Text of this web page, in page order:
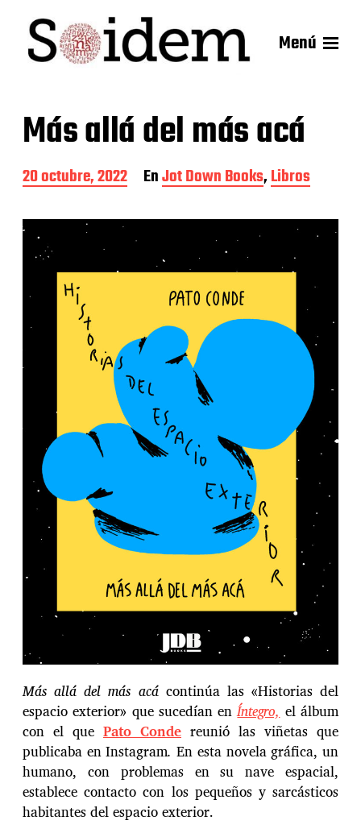
Menú
Más allá del más acá
F
e
h
t
r
20 octubre, 2022 EnJot Down Books,Libros
Más allá del más acá continúa las «Historias del
espacio exterior» que sucedían enÍntegro, el álbum
con el que Pato Conde reunió las viñetas que
publicaba en Instagram.En esta novela gráfica, un
humano, con problemas en su nave espacial,
establece contacto con los pequeños y sarcásticos
habitantes del espacio exterior.